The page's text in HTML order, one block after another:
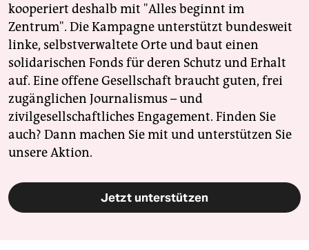
kooperiert deshalb mit "Alles beginnt im
Zentrum". Die Kampagne unterstützt bundesweit
linke, selbstverwaltete Orte und baut einen
solidarischen Fonds für deren Schutz und Erhalt
auf. Eine offene Gesellschaft braucht guten, frei
zugänglichen Journalismus – und
zivilgesellschaftliches Engagement. Finden Sie
auch? Dann machen Sie mit und unterstützen Sie
unsere Aktion.
Jetzt unterstützen